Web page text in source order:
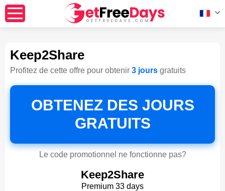
Keep2Share
Profitez de cette offre pour obtenir 3 jours gratuits
OBTENEZ DES JOURS
GRATUITS
Le code promotionnel ne fonctionne pas?
Keep2Share
Premium 33 days